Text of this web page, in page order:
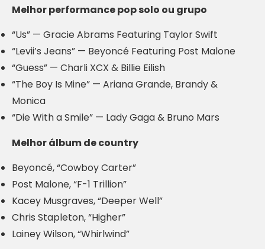
Melhor performance pop solo ou grupo
“Us” — Gracie Abrams Featuring Taylor Swift
“Levii’s Jeans” — Beyoncé Featuring Post Malone
“Guess” — Charli XCX & Billie Eilish
“The Boy Is Mine” — Ariana Grande, Brandy &
Monica
“Die With a Smile” — Lady Gaga & Bruno Mars
Melhor álbum de country
Beyoncé, “Cowboy Carter”
Post Malone, “F-1 Trillion”
Kacey Musgraves, “Deeper Well”
Chris Stapleton, “Higher”
Lainey Wilson, “Whirlwind”